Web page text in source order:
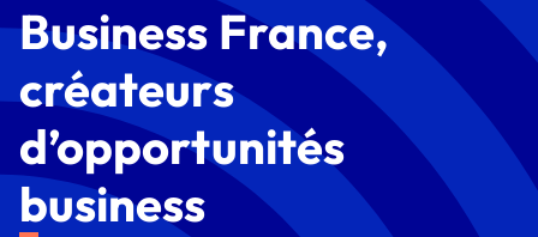
Business France,
créateurs
d’opportunités
business